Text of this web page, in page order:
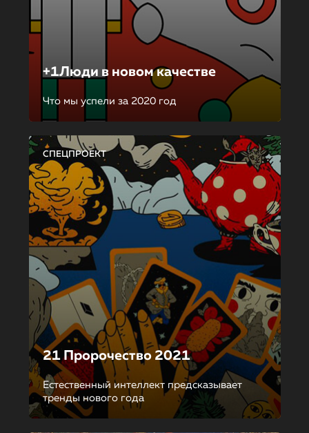
+1Люди в новом качестве
Что мы успели за 2020 год
СПЕЦПРОЕКТ
21 Пророчество 2021
Естественный интеллект предсказывает
тренды нового года